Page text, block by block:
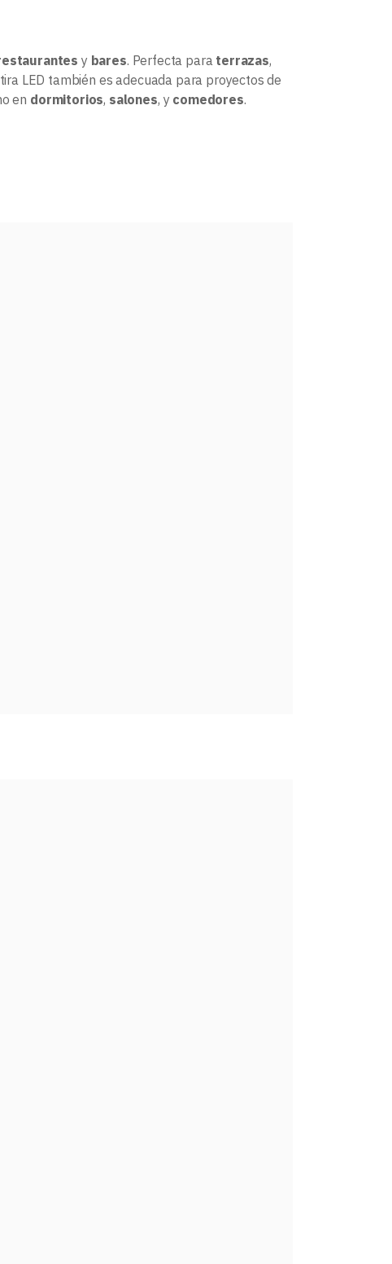
y bares. Perfecta para terrazas,
LED también es adecuada para proyectos de
en dormitorios, salones, y comedores.